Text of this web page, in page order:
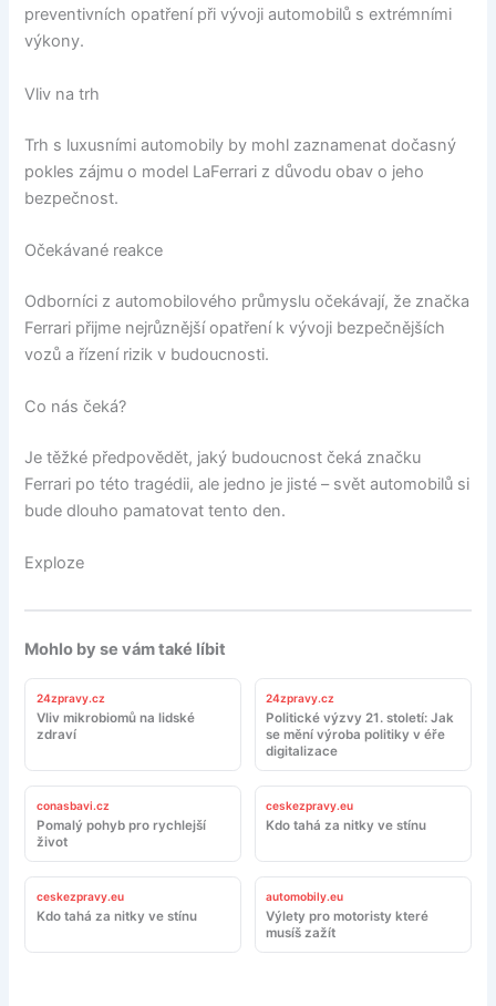
preventivních opatření při vývoji automobilů s extrémními
výkony.
Vliv na trh
Trh s luxusními automobily by mohl zaznamenat dočasný
pokles zájmu o model LaFerrari z důvodu obav o jeho
bezpečnost.
Očekávané reakce
Odborníci z automobilového průmyslu očekávají, že značka
Ferrari přijme nejrůznější opatření k vývoji bezpečnějších
vozů a řízení rizik v budoucnosti.
Co nás čeká?
Je těžké předpovědět, jaký budoucnost čeká značku
Ferrari po této tragédii, ale jedno je jisté – svět automobilů si
bude dlouho pamatovat tento den.
Exploze
Mohlo by se vám také líbit
24zpravy.cz
Vliv mikrobiomů na lidské
zdraví
24zpravy.cz
Politické výzvy 21. století: Jak
se mění výroba politiky v éře
digitalizace
conasbavi.cz
Pomalý pohyb pro rychlejší
život
ceskezpravy.eu
Kdo tahá za nitky ve stínu
ceskezpravy.eu
Kdo tahá za nitky ve stínu
automobily.eu
Výlety pro motoristy které
musíš zažít